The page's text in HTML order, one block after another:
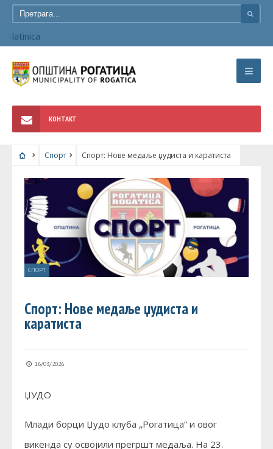
latinica
КОНТАКТ
Спорт Спорт: Нове медаље џудиста и каратиста
СПОРТ
Спорт: Нове медаље џудиста и
каратиста
16/03/2026
ЏУДО
Млади борци Џудо клуба „Рогатица“ и овог
викенда су освојили прегршт медаља. На 23.